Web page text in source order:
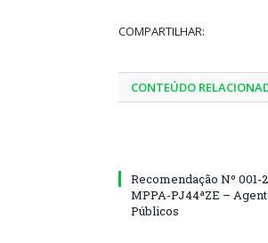
COMPARTILHAR:
CONTEÚDO
Recomendação Nº 001-
MPPA-PJ44ªZE –
Públicos